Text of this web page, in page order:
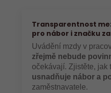
Transparentnost
pro nábor i značku
Uvádění mzdy v
zřejmě nebude
očekávají. Zjistěte, jak
usnadňuje nábor a
zaměstnavatele.